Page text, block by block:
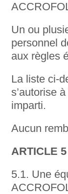
Un ou
personnel
aux règles
La liste ci-
s’autorise
imparti.
Aucun
ARTICLE
5.1. Une